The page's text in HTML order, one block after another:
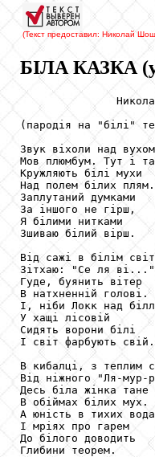
(Текст предоставил: Николай
БІЛА КАЗКА
(пародія на "білі"
Звук віхоли над вухом
Мов плюмбум. Тут і
Кружляють білі мухи
Над полем білих плям.
Заплутаний думками
За іншого не гірш,
Я білими нитками
Зшиваю білий вірш.
Від сажі в білім
Зітхаю: "Се ля ві..."
Гуде, буянить вітер
В натхненній голові.
І, ніби Локк над
У хащі лісовій
Сидять ворони білі
І світ фарбують свій.
В кибалці, з теплим
Від ніжного "Ля-мур-
Десь біла жінка тане
В обіймах білих мух.
А юність в тихих
І мріях про гарем
До білого доводить
Глибини теорем.